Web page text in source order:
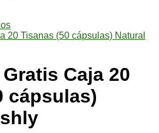
Caja 20
cápsulas)